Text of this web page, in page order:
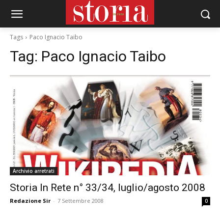
Tags Paco Ignacio Taibo
Tag: Paco Ignacio Taibo
Archivio arretrati
Storia In Rete n° 33/34, luglio/agosto 2008
Redazione Sir - 7 Settembre 2008 0